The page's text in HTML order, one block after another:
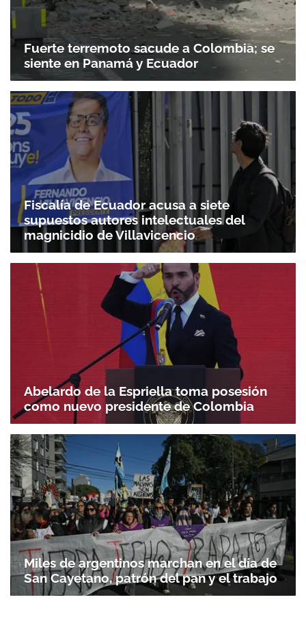
Fuerte terremoto sacude a Colombia; se
siente en Panamá y Ecuador
Fiscalía de Ecuador acusa a siete
supuestos autores intelectuales del
magnicidio de Villavicencio
Abelardo de la Espriella toma posesión
como nuevo presidente de Colombia
Miles de argentinos marchan en el día de
San Cayetano, patrón del pan y el trabajo